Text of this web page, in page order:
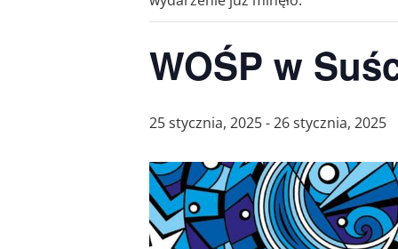
WOŚP w
25 stycznia, 2025-26 stycznia, 2025